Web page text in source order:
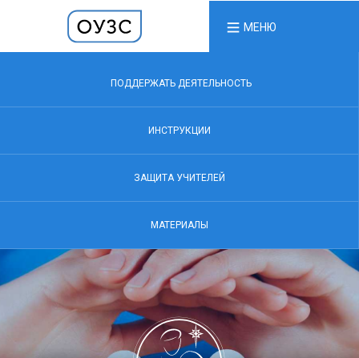
МЕНЮ
ПОДДЕРЖАТЬ ДЕЯТЕЛЬНОСТЬ
ИНСТРУКЦИИ
ЗАЩИТА УЧИТЕЛЕЙ
МАТЕРИАЛЫ